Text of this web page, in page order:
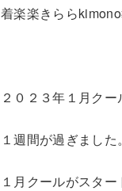
着楽楽きらら
２０２３年１月クー
１週間が過ぎました。
１月クールがスター